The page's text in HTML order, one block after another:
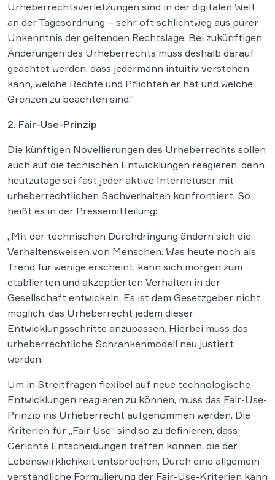
Urheberrechtsverletzungen sind in der digitalen Welt
an der Tagesordnung – sehr oft schlichtweg aus purer
Unkenntnis der geltenden Rechtslage. Bei zukünftigen
Änderungen des Urheberrechts muss deshalb darauf
geachtet werden, dass jedermann intuitiv verstehen
kann, welche Rechte und Pflichten er hat und welche
Grenzen zu beachten sind.“
2. Fair-Use-Prinzip
Die künftigen Novellierungen des Urheberrechts sollen
auch auf die techischen Entwicklungen reagieren, denn
heutzutage sei fast jeder aktive Internetuser mit
urheberrechtlichen Sachverhalten konfrontiert. So
heißt es in der Pressemitteilung:
„Mit der technischen Durchdringung ändern sich die
Verhaltensweisen von Menschen. Was heute noch als
Trend für wenige erscheint, kann sich morgen zum
etablierten und akzeptierten Verhalten in der
Gesellschaft entwickeln. Es ist dem Gesetzgeber nicht
möglich, das Urheberrecht jedem dieser
Entwicklungsschritte anzupassen. Hierbei muss das
urheberrechtliche Schrankenmodell neu justiert
werden.
Um in Streitfragen flexibel auf neue technologische
Entwicklungen reagieren zu können, muss das Fair-Use-
Prinzip ins Urheberrecht aufgenommen werden. Die
Kriterien für „Fair Use“ sind so zu definieren, dass
Gerichte Entscheidungen treffen können, die der
Lebenswirklichkeit entsprechen. Durch eine allgemein
verständliche Formulierung der Fair-Use-Kriterien kann